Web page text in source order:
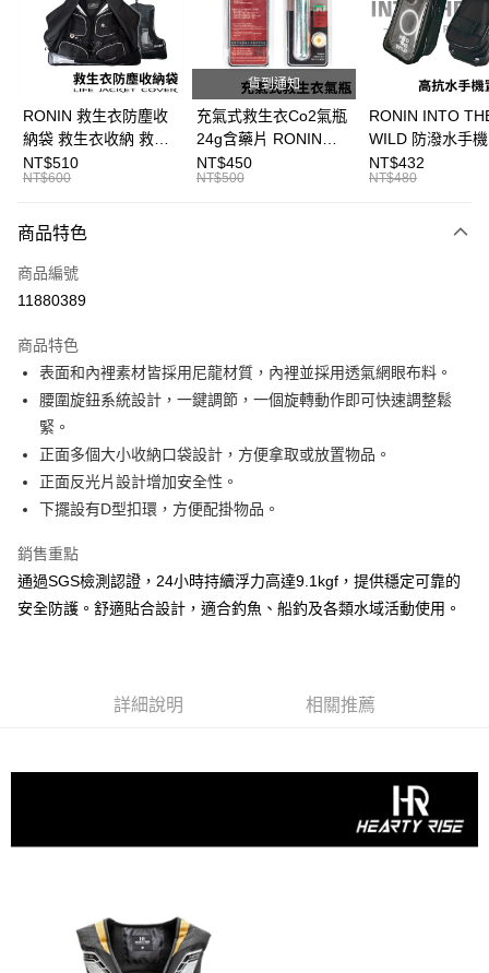
合作金庫商業銀行
第一商業銀行
華南商業銀行
彰化商業銀行
上海商業儲蓄銀行
台北富邦商業銀行
國泰世華商業銀行
兆豐國際商業銀行
臺灣中小企業銀行
台中商業銀行
匯豐（台灣）商業銀行
華泰商業銀行
聯邦商業銀行
遠東國際商業銀行
元大商業銀行
台灣樂天信用卡公司
超商取貨付款
Apple Pay
悠遊付
大哥付你分期
【大哥付你分期使用說明】
2.付款方式選擇「大哥付你分期」，訂單成立後會自動跳轉到大哥付的交易
流程，驗證手機門號後，選擇欲分期的期數、繳款截止日，確認付款後即完
4.訂單成立30分鐘內，如未前往確認交易或遇審核未通過，訂單將自動取
消。如遇「轉專審核」未通過狀況，表示未達大哥付你分期系統評分，恕無
法說明評估內容。
【繳款方式說明】
1.分期款項不併入電信帳單，「大哥付你分期」於每月結算日後寄送繳費提
醒簡訊。
帳／街口支付／iPASS MONEY」等通路繳費。
1.本服務係由「台灣大哥大股份有限公司」（以下簡稱本公司）所提供，讓
買賣價金債權讓與本公司後，依約使用本公司帳單繳交帳款。
2.基於同意付款使用「大哥付你分期」之契約關係目的，商店將以您的個人
相關說明
【關於「AFTEE先享後付」】
便利好安心！
２．便利：只要手機號碼，簡訊認證，即可結帳。
３．安心：先確認商品／服務後，再付款。
【「AFTEE先享後付」結帳流程】
１．於結帳方式選擇「AFTEE先享後付」後，將跳轉至「AFTEE先享後付」
結帳頁面，進行簡訊認證並確認金額後，即可完成結帳。
３．收到繳費通知簡訊後14天內，點擊此簡訊中的連結，可透過四大超商／
※ 請注意：結帳手續完成當下不需立刻繳費，但若您需要取消訂單，請聯絡
購買商品的店家。未經商家同意取消之訂單仍視為有效，需透過AFTEE先享
※ 交易是否成功請以「AFTEE先享後付 」之結帳頁面顯示為準，若有關於
１．透過由恩沛科技股份有限公司提供之「AFTEE先享後付」服務完成之交
２．關於個人資料處理事宜，請瀏覽以下網址：
３．未成年的使用者請事先徵得法定代理人或監護人之同意方可使用
「AFTEE先享後付」，若未經同意申辦者引起之損失，本公司不負相關責
任。
５．嚴禁一人註冊多個帳號或使用他人資訊註冊。若發現惡意使用之情形，
恩沛科技股份有限公司將有權停止該用戶之使用額度並採取法律行動。
貨到付款
運送方式
全家取貨付款
每筆NT$60，滿NT$1,200(含以上)免運費
付款後全家取貨
每筆NT$60，滿NT$1,200(含以上)免運費
7-11取貨付款
每筆NT$60，滿NT$1,200(含以上)免運費
國家/地區配送(**下單前請私訊客服確認實際運費(運費另
計)，訂單才得以成立**)
RONIN 救生衣防塵收
納袋 救生衣收納 救生
NT$510
NT$600
貨到通知
充氣式救生衣Co2氣瓶
24g含藥片 RONIN
INTO THE WILD 短版
腰掛式充氣助浮衣適用
NT$450
NT$500
RONIN INTO
WILD 防潑水手
袋 配件收納袋 收納擴
充袋 手機袋 T949
NT$432
NT$480
商品特色
商品編號
11880389
商品特色
表面和內裡素材皆採用尼龍材質，內裡並採用透氣網眼布料。
腰圍旋鈕系統設計，一鍵調節，一個旋轉動作即可快速調整鬆
緊。
正面多個大小收納口袋設計，方便拿取或放置物品。
正面反光片設計增加安全性。
下擺設有D型扣環，方便配掛物品。
銷售重點
通過SGS檢測認證，24小時持續浮力高達9.1kgf，提供穩定可靠的
安全防護。舒適貼合設計，適合釣魚、船釣及各類水域活動使用。
詳細說明 相關推薦